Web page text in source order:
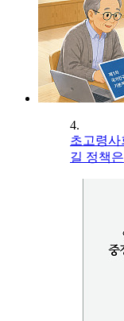
4.
초고령사
길 정책은